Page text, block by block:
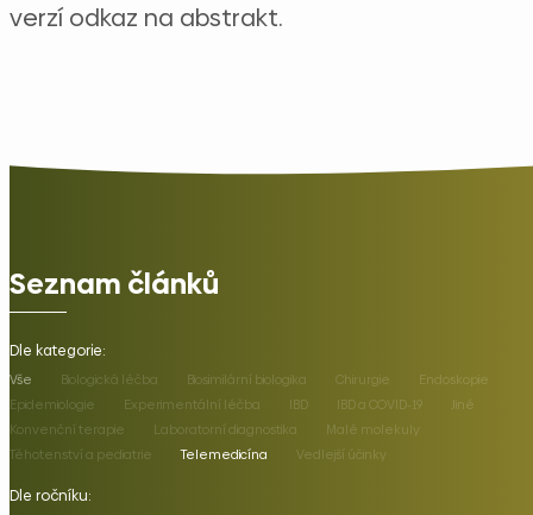
verzí odkaz na abstrakt.
Seznam článků
Dle kategorie:
Vše Biologická léčba Biosimilární biologika Chirurgie
Endoskopie
Epidemiologie
Experimentální léčba IBD IBD a COVID-19
Jiné
Konvenční terapie
Laboratorní diagnostika
Malé molekuly
Těhotenství a pediatrie
Telemedicína Vedlejší účinky
Dle ročníku: